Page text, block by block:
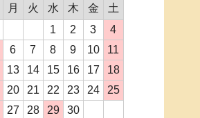
月 火 水 木 金
土
1
2 3
4
6 7 8 9 10
11
13 14 15 16 17
18
20 21 22 23 24
25
27 28 29 30